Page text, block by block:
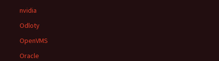
nvidia
Odloty
OpenVMS
Oracle